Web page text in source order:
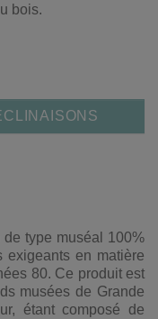
bois.
type muséal 100%
exigeants en matière
80. Ce produit est
musées de Grande
étant composé de